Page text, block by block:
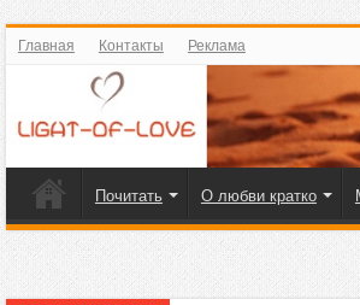
Главная Контакты Реклама
Почитать О любви кратко